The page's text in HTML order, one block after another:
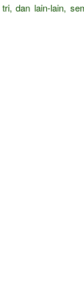
dan lain-lain,